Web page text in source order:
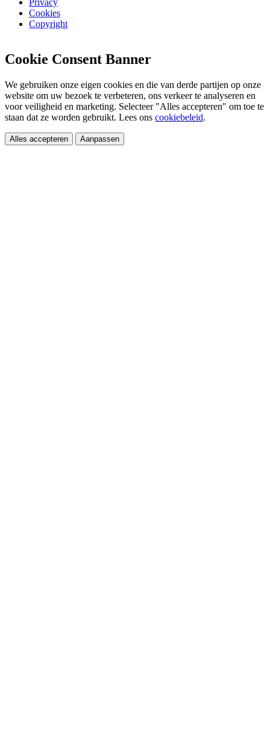
Privacy
Cookies
Copyright
Cookie Consent Banner
We gebruiken onze eigen cookies en die van derde partijen op onze
website om uw bezoek te verbeteren, ons verkeer te analyseren en
voor veiligheid en marketing. Selecteer "Alles accepteren" om toe te
staan dat ze worden gebruikt. Lees ons cookiebeleid.
Alles accepteren Aanpassen